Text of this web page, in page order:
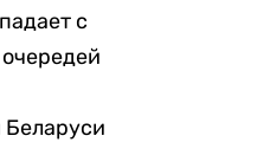
с
Беларуси